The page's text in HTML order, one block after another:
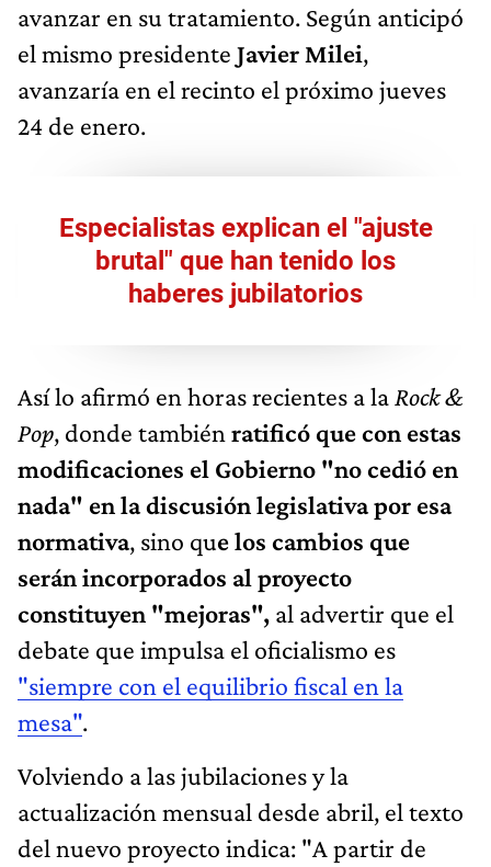
avanzar en su tratamiento. Según anticipó
el mismo presidente Javier Milei,
avanzaría en el recinto el próximo jueves
24 de enero.
Especialistas explican el "ajuste
brutal" que han tenido los
haberes jubilatorios
Así lo afirmó en horas recientes a la Rock &
Pop, donde también ratificó que con estas
modificaciones el Gobierno "no cedió en
nada" en la discusión legislativa por esa
normativa, sino que los cambios que
serán incorporados al proyecto
constituyen "mejoras", al advertir que el
debate que impulsa el oficialismo es
"siempre con el equilibrio fiscal en la
mesa".
Volviendo a las jubilaciones y la
actualización mensual desde abril, el texto
del nuevo proyecto indica: "A partir de